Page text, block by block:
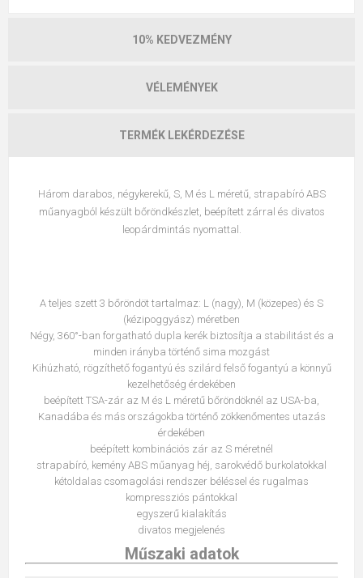
10% KEDVEZMÉNY
VÉLEMÉNYEK
TERMÉK LEKÉRDEZÉSE
Három darabos, négykerekű, S, M és L méretű, strapabíró ABS
műanyagból készült bőröndkészlet, beépített zárral és divatos
leopárdmintás nyomattal.
A teljes szett 3 bőröndöt tartalmaz: L (nagy), M (közepes) és S
(kézipoggyász) méretben
Négy, 360°-ban forgatható dupla kerék biztosítja a stabilitást és a
minden irányba történő sima mozgást
Kihúzható, rögzíthető fogantyú és szilárd felső fogantyú a könnyű
kezelhetőség érdekében
beépített TSA-zár az M és L méretű bőröndöknél az USA-ba,
Kanadába és más országokba történő zökkenőmentes utazás
érdekében
beépített kombinációs zár az S méretnél
strapabíró, kemény ABS műanyag héj, sarokvédő burkolatokkal
kétoldalas csomagolási rendszer béléssel és rugalmas
kompressziós pántokkal
egyszerű kialakítás
divatos megjelenés
Műszaki adatok